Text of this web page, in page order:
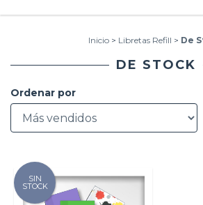
Inicio > Libretas Refill > De
DE STOCK
Ordenar por
SIN
STOCK